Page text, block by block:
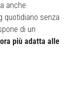
anche
quotidiano senza
di un
più adatta alle